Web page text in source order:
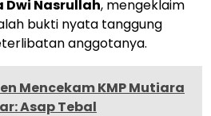
Dwi Nasrullah, mengeklaim
bukti nyata tanggung
anggotanya.
Mencekam KMP Mutiara
Asap Tebal